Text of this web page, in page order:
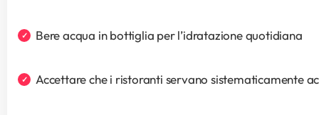
Bere acqua in bottiglia per l’idratazione quotidiana
Accettare che i ristoranti servano sistematicamente